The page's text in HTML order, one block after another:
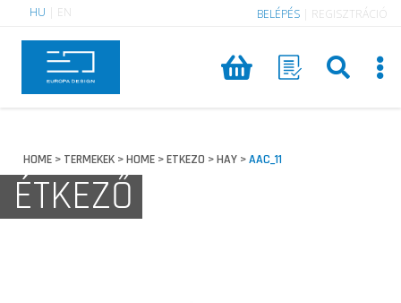
HU EN BELÉPÉS REGISZTRÁCIÓ
HOME > TERMEKEK >HOME >ETKEZO >HAY >AAC_11
ÉTKEZŐ